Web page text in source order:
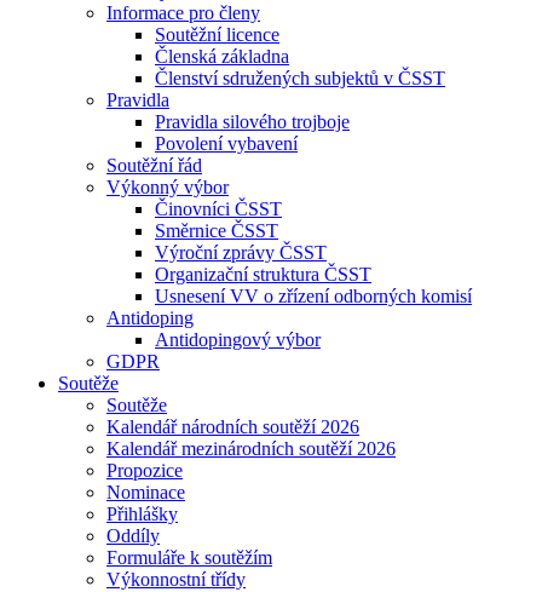
Informace pro členy
Soutěžní licence
Členská základna
Členství sdružených subjektů v ČSST
Pravidla
Pravidla silového trojboje
Povolení vybavení
Soutěžní řád
Výkonný výbor
Činovníci ČSST
Směrnice ČSST
Výroční zprávy ČSST
Organizační struktura ČSST
Usnesení VV o zřízení odborných komisí
Antidoping
Antidopingový výbor
GDPR
Soutěže
Soutěže
Kalendář národních soutěží 2026
Kalendář mezinárodních soutěží 2026
Propozice
Nominace
Přihlášky
Oddíly
Formuláře k soutěžím
Výkonnostní třídy